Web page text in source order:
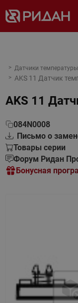
Датчики
AKS 11 Датчик
AKS 11
084N0008
Письмо о
Товары серии
Форум Ридан
Бонусная
Назад